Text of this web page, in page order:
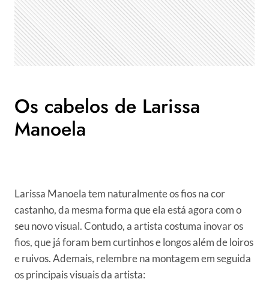
Os cabelos de Larissa
Manoela
Larissa Manoela tem naturalmente os fios na cor
castanho, da mesma forma que ela está agora com o
seu novo visual. Contudo, a artista costuma inovar os
fios, que já foram bem curtinhos e longos além de loiros
e ruivos. Ademais, relembre na montagem em seguida
os principais visuais da artista: